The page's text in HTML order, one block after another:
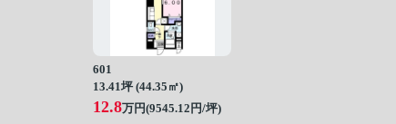
601
13.41坪 (44.35㎡)
12.8万円(9545.12円/坪)